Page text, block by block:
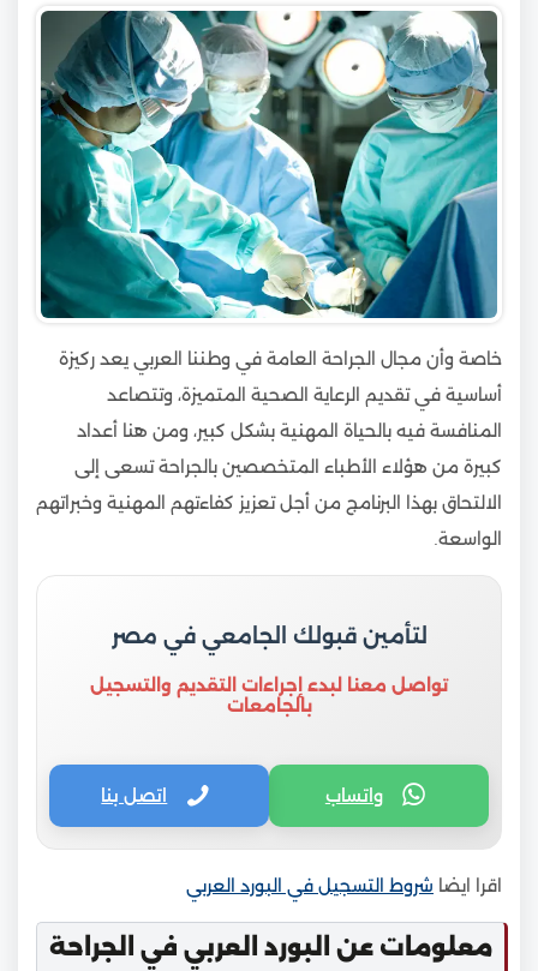
خاصة وأن مجال الجراحة العامة في وطننا العربي يعد ركيزة
أساسية في تقديم الرعاية الصحية المتميزة، وتتصاعد
المنافسة فيه بالحياة المهنية بشكل كبير، ومن هنا أعداد
كبيرة من هؤلاء الأطباء المتخصصين بالجراحة تسعى إلى
الالتحاق بهذا البرنامج من أجل تعزيز كفاءتهم المهنية وخبراتهم
الواسعة.
لتأمين قبولك الجامعي في مصر
تواصل معنا لبدء إجراءات التقديم والتسجيل
بالجامعات
واتساب اتصل بنا
اقرا ايضا شروط التسجيل في البورد العربي
معلومات عن البورد العربي في الجراحة